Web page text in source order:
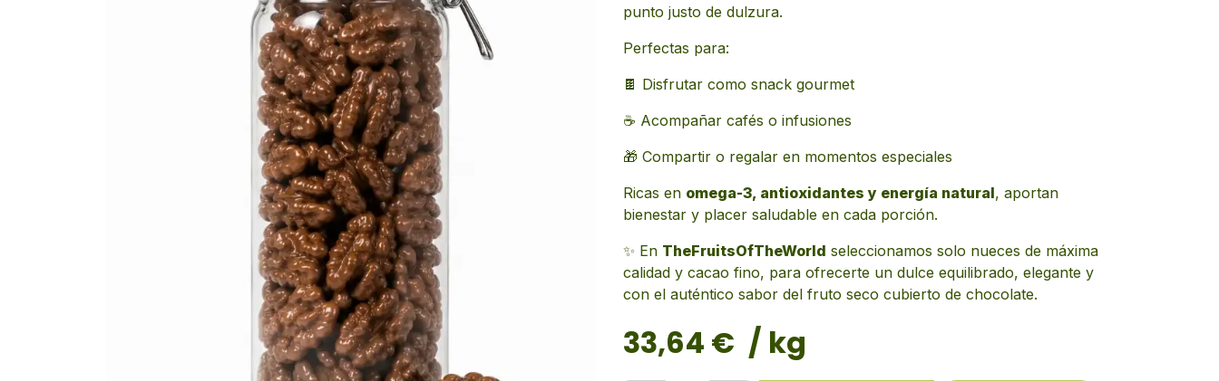
punto justo de dulzura.
Perfectas para:
🍫 Disfrutar como snack gourmet
☕ Acompañar cafés o infusiones
🎁 Compartir o regalar en momentos especiales
Ricas en omega-3, antioxidantes y energía natural, aportan
bienestar y placer saludable en cada porción.
✨ En TheFruitsOfTheWorld seleccionamos solo nueces de máxima
calidad y cacao fino, para ofrecerte un dulce equilibrado, elegante y
con el auténtico sabor del fruto seco cubierto de chocolate.
33,64 € / kg